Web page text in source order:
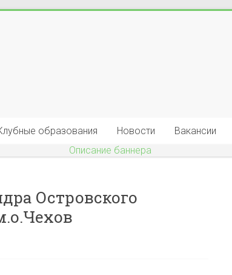
образования Новости Вакансии
Островского